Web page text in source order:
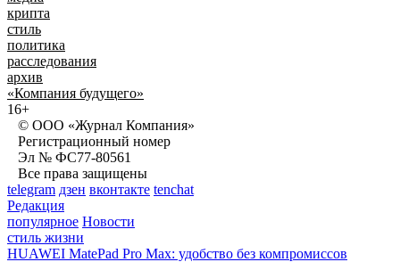
крипта
стиль
политика
расследования
архив
«Компания будущего»
16+
© ООО «Журнал Компания»
Регистрационный номер
Эл № ФС77-80561
Все права защищены
telegram дзен вконтакте tenchat
Редакция
популярное Новости
стиль жизни
HUAWEI MatePad Pro Max: удобство без компромиссов